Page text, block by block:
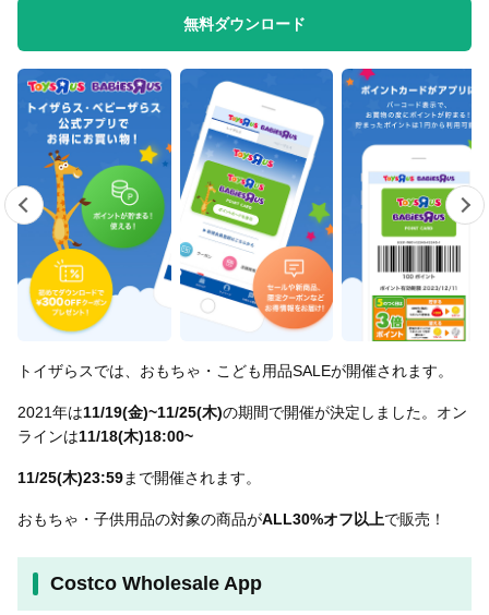
無料ダウンロード
トイザらスでは、おもちゃ・こども用品SALEが開催されます。
2021年は11/19(金)~11/25(木)の期間で開催が決定しました。オン
ラインは11/18(木)18:00~
11/25(木)23:59まで開催されます。
おもちゃ・子供用品の対象の商品がALL30%オフ以上で販売！
Costco Wholesale App